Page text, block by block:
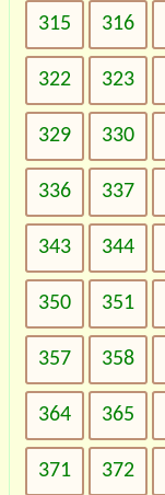
315 316
322 323
329 330
336 337
343 344
350 351
357 358
364 365
371 372